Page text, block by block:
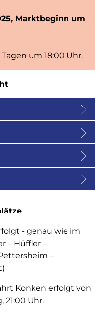
Marktbeginn um
um 18:00 Uhr.
- genau wie im
– Hüffler –
–
Konken erfolgt von
21:00 Uhr.